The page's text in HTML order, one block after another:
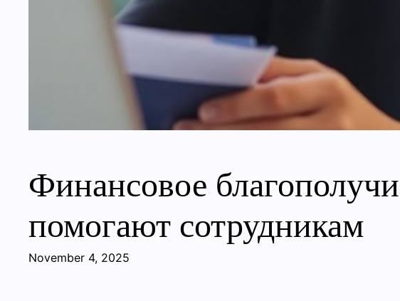
Финансовое
помогают сотрудникам
November 4, 2025